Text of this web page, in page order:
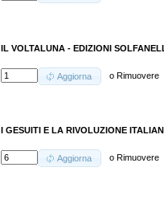
IL VOLTALUNA - EDIZIONI
Aggiorna oRimuovere
I GESUITI E LA RIVOLUZIONE
Aggiorna oRimuovere